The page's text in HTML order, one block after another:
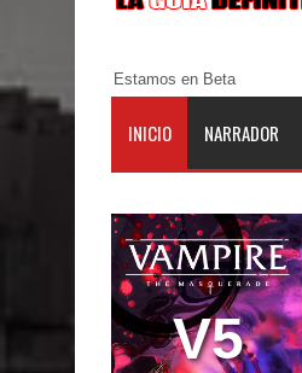
Parte 10: El
Parte 06: El
Parte 05:
Parte 04: Se
Parte 03: Una
Estamos en Beta
INICIO NARRADOR
V5